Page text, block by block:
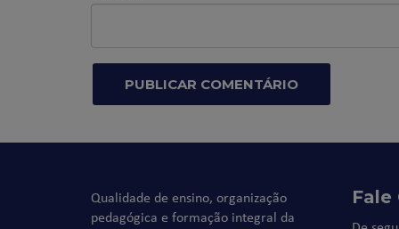
Qualidade de ensino, organização
pedagógica e formação integral da
Fale